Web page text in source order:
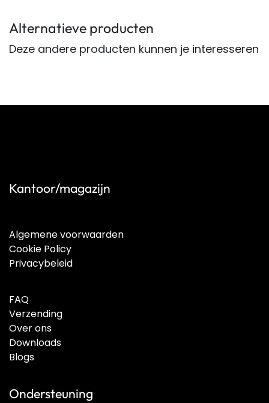
Alternatieve producten
Deze andere producten kunnen je interesseren
Kantoor/magazijn
Algemene voorwaarden
Cookie Policy
Privacybeleid
FAQ
Verzending
Over ons
Downloads
Blogs
Ondersteuning